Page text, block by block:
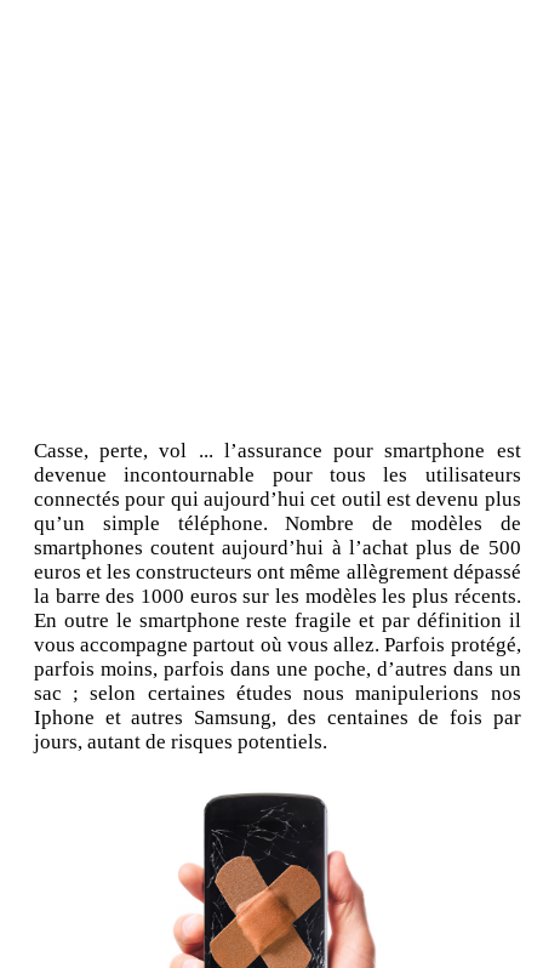
Casse, perte, vol ... l’assurance pour smartphone est
devenue incontournable pour tous les utilisateurs
connectés pour qui aujourd’hui cet outil est devenu plus
qu’un simple téléphone. Nombre de modèles de
smartphones coutent aujourd’hui à l’achat plus de 500
euros et les constructeurs ont même allègrement dépassé
la barre des 1000 euros sur les modèles les plus récents.
En outre le smartphone reste fragile et par définition il
vous accompagne partout où vous allez. Parfois protégé,
parfois moins, parfois dans une poche, d’autres dans un
sac ; selon certaines études nous manipulerions nos
Iphone et autres Samsung, des centaines de fois par
jours, autant de risques potentiels.